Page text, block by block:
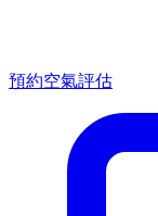
預約空氣評估